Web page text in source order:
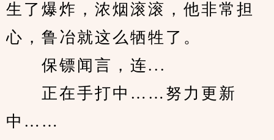
生了爆炸，浓烟滚滚，他非常担
心，鲁冶就这么牺牲了。
保镖闻言，连...
正在手打中……努力更新
中……